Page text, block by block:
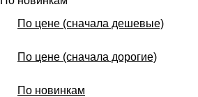
По цене (сначала дешевые)
По цене (сначала дорогие)
По новинкам